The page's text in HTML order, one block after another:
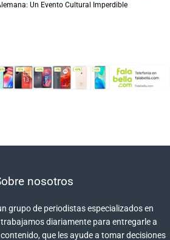
Un Evento Cultural Imperdible
nosotros
grupo de periodistas especializados en
diariamente para entregarle a
que les ayude a tomar decisiones